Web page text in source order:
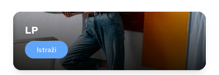
LP
Istraži